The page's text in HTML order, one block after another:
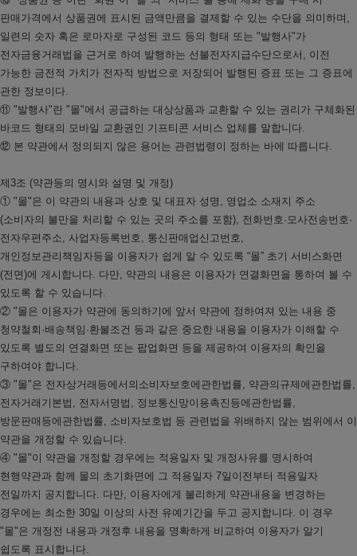
판매가격에서 상품권에 표시된 금액만큼을 결제할 수 있는 수단을 의미하며,
일련의 숫자 혹은 로마자로 구성된 코드 등의 형태 또는 "발행사"가
전자금융거래법을 근거로 하여 발행하는 선불전자지급수단으로서, 이전
가능한 금전적 가치가 전자적 방법으로 저장되어 발행된 증표 또는 그 증표에
관한 정보이다.
⑪ "발행사"란 "몰"에서 공급하는 대상상품과 교환할 수 있는 권리가 구체화된
바코드 형태의 모바일 교환권인 기프티콘 서비스 업체를 말합니다.
⑫ 본 약관에서 정의되지 않은 용어는 관련법령이 정하는 바에 따릅니다.
제3조 (약관등의 명시와 설명 및 개정)
① "몰"은 이 약관의 내용과 상호 및 대표자 성명, 영업소 소재지 주소
(소비자의 불만을 처리할 수 있는 곳의 주소를 포함), 전화번호·모사전송번호·
전자우편주소, 사업자등록번호, 통신판매업신고번호,
개인정보관리책임자등을 이용자가 쉽게 알 수 있도록 “몰” 초기 서비스화면
(전면)에 게시합니다. 다만, 약관의 내용은 이용자가 연결화면을 통하여 볼 수
있도록 할 수 있습니다.
② "몰은 이용자가 약관에 동의하기에 앞서 약관에 정하여져 있는 내용 중
청약철회·배송책임·환불조건 등과 같은 중요한 내용을 이용자가 이해할 수
있도록 별도의 연결화면 또는 팝업화면 등을 제공하여 이용자의 확인을
구하여야 합니다.
③ "몰"은 전자상거래등에서의소비자보호에관한법률, 약관의규제에관한법률,
전자거래기본법, 전자서명법, 정보통신망이용촉진등에관한법률,
방문판매등에관한법률, 소비자보호법 등 관련법을 위배하지 않는 범위에서 이
약관을 개정할 수 있습니다.
④ "몰"이 약관을 개정할 경우에는 적용일자 및 개정사유를 명시하여
현행약관과 함께 몰의 초기화면에 그 적용일자 7일이전부터 적용일자
전일까지 공지합니다. 다만, 이용자에게 불리하게 약관내용을 변경하는
경우에는 최소한 30일 이상의 사전 유예기간을 두고 공지합니다. 이 경우
"몰"은 개정전 내용과 개정후 내용을 명확하게 비교하여 이용자가 알기
쉽도록 표시합니다.